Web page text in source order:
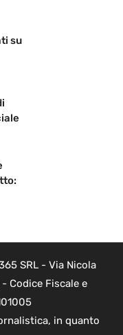
su
SRL - Via Nicola
- Codice Fiscale e
in quanto